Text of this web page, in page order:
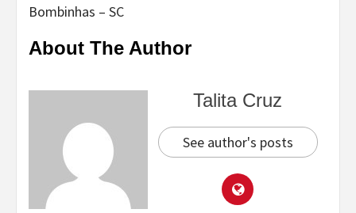
Bombinhas – SC
About The Author
Talita Cruz
See author's posts